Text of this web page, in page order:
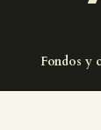
Fondos y